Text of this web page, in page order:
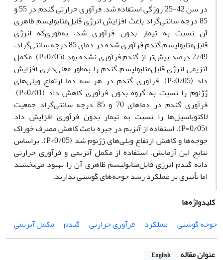
در سن 42-25 روزگی استفاده شد. فرآوری حرارتی گندم در 55 و
85 درجه سانتی‌گراد باعث افزایش انرژی قابل‌متابولیسم ظاهری
آن نسبت به تیمار بدون فرآوری شد، به‌طوری‌که انرژی
قابل‌متابولیسم گندم فرآوری شده در دمای 85 درجه سانتی‌گراد،
2/49 درصد بیش‌تر از گندم فرآوری نشده بود (0/05>P). مکمل
آنزیمی انرژی قابل‌متابولیسم گندم را به‌طور معنی‌داری افزایش
داد (0/05>P). فرآوری گندم در هر سه دما ارتفاع ویلی‌های
ژژنوم را نسبت به گروه بدون فرآوری کاهش داد (0/01>P).
فرآوری گندم در دماهای 70 و 85 درجه سانتی‌گراد جمعیت
لاکتوباسیل‌ها را نسبت به تیمار بدون فرآوری افزایش داد
(0/05=P). استفاده از آنزیم در جیره باعث کاهش مصرف خوراک
جوجه‌ها و کاهش ارتفاع ویلی‌های ژژنوم شد (0/05>P). براساس
نتایج این آزمایش، استفاده از مکمل آنزیمی و فرآوری حرارتی
دانه گندم انرژی قابل‌متابولیسم ظاهری آن را بهبود می‌بخشند
اما تأثیری بر عملکرد رشد جوجه‌های گوشتی ندارند.
کلیدواژه‌ها
جوجه گوشتی
عملکرد فرآوری حرارتی گندم مکمل آنزیمی
عنوان مقاله English